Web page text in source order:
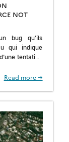
NOT
bug qu’ils
qui indique
tentative
Read more →